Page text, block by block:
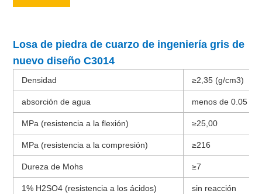
Losa de piedra de cuarzo de ingeniería gris de
nuevo diseño C3014
Densidad ≥2,35 (g/cm3)
absorción de agua menos de 0.05
MPa (resistencia a la flexión) ≥25,00
MPa (resistencia a la compresión) ≥216
Dureza de Mohs ≥7
1% H2SO4 (resistencia a los ácidos) sin reacción